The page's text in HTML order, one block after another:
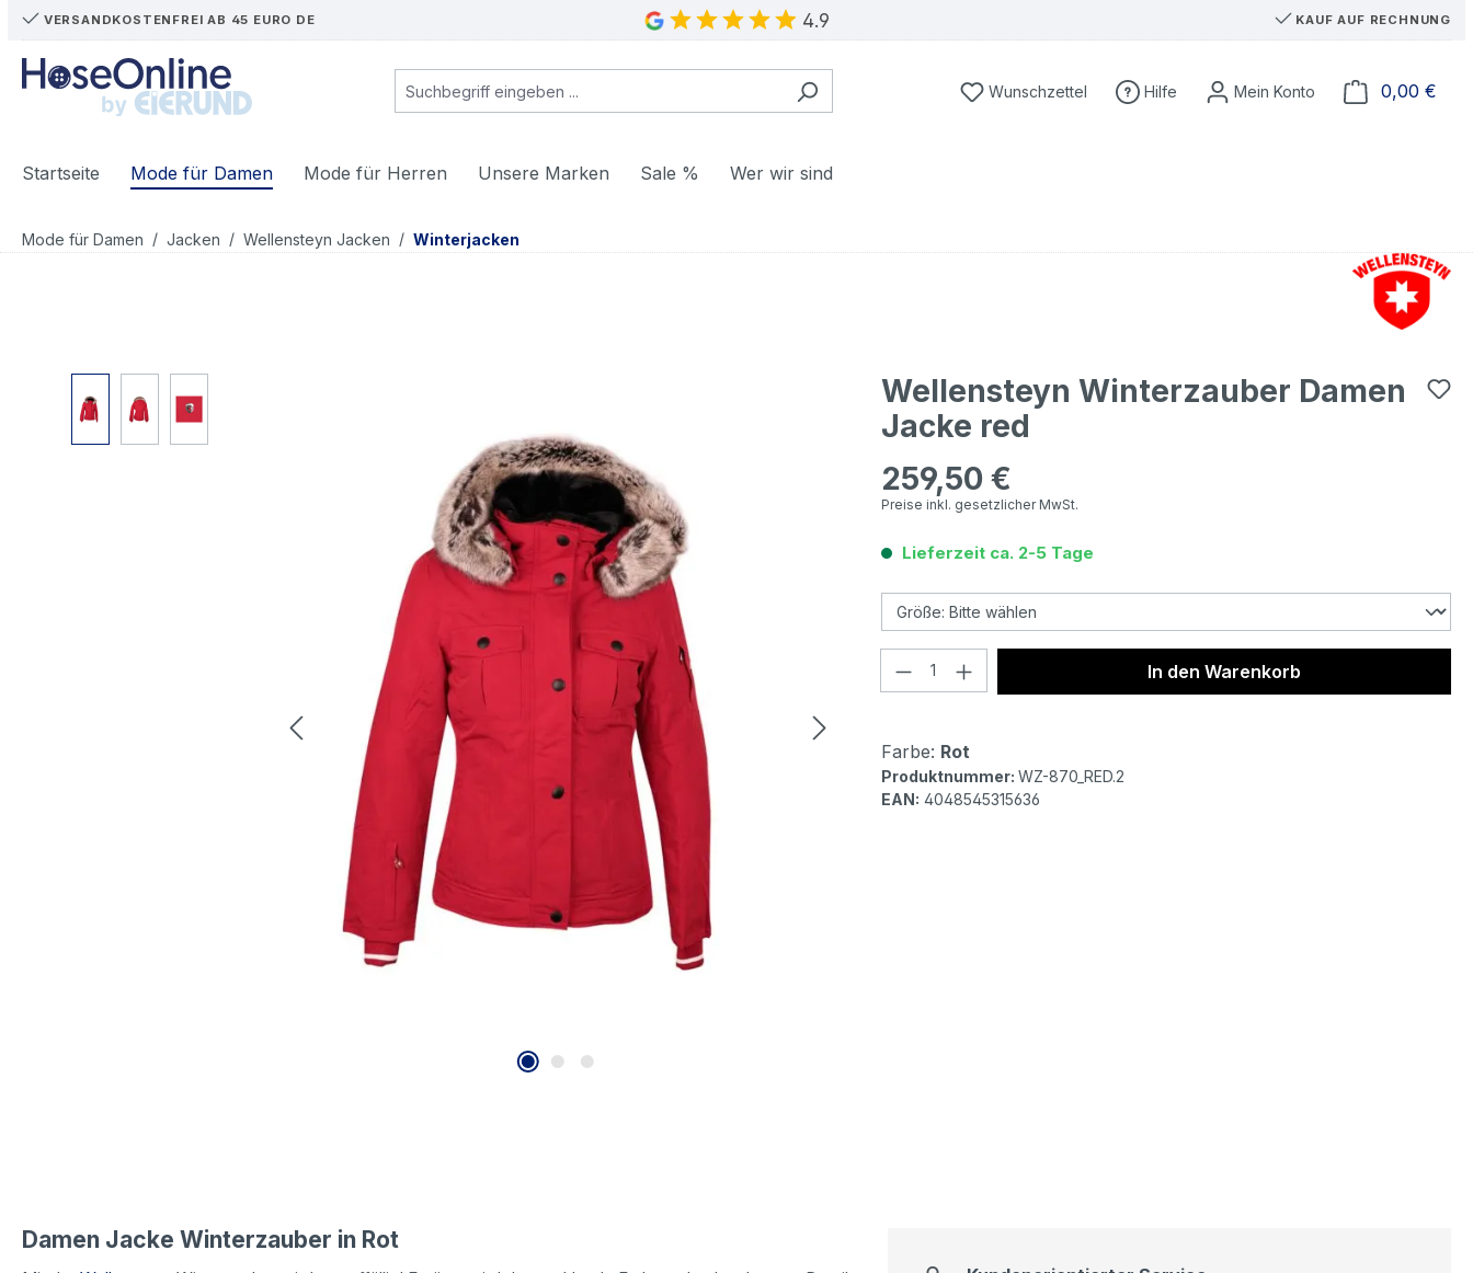
Hauptinhalt springen
Zur Suche springen
Zur Hauptnavigation springen
VERSANDKOSTENFREI AB 45 EURO DE 4.9 KAUF AUF RECHNUNG
Du hast 0 Produkte auf dem Merkzettel
Wunschzettel Hilfe 0,00 €
Startseite Mode für Damen Mode für Herren Unsere Marken Sale % Wer wir sind
Mode für Damen / Jacken / Wellensteyn Jacken / Winterjacken
Wellensteyn Winterzauber Damen
Jacke red
Regulärer Preis:
259,50 €
Preise inkl. gesetzlicher MwSt.
Lieferzeit ca. 2-5 Tage
Produkt Anzahl: Gib den gewünschten Wert
In den Warenkorb
Farbe: Rot
Produktnummer: WZ-870_RED.2
EAN: 4048545315636
Damen Jacke Winterzauber in Rot